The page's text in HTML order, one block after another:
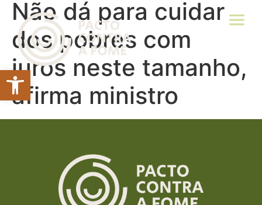
Abrir a barra de ferramentas
Não dá para cuidar
dos pobres com
juros neste tamanho,
afirma ministro